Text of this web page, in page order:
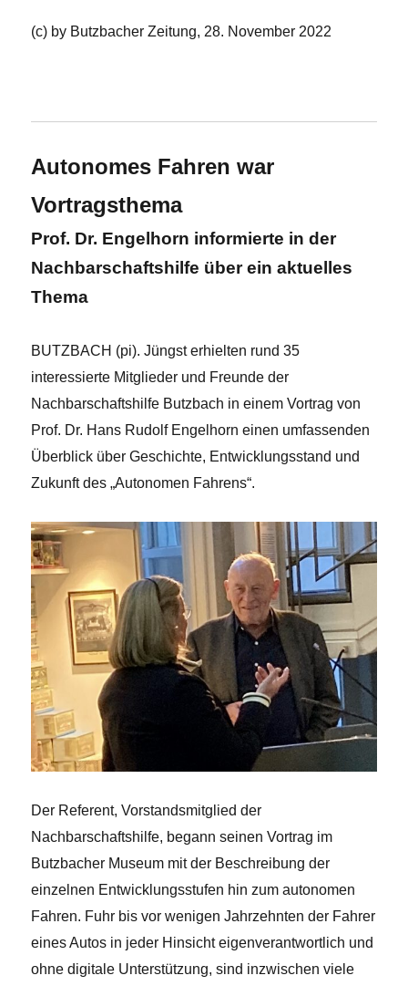
(c) by Butzbacher Zeitung, 28. November 2022
Autonomes Fahren war
Vortragsthema
Prof. Dr. Engelhorn informierte in der
Nachbarschaftshilfe über ein aktuelles
Thema
BUTZBACH (pi). Jüngst erhielten rund 35
interessierte Mitglieder und Freunde der
Nachbarschaftshilfe Butzbach in einem Vortrag von
Prof. Dr. Hans Rudolf Engelhorn einen umfassenden
Überblick über Geschichte, Entwicklungsstand und
Zukunft des „Autonomen Fahrens“.
Der Referent, Vorstandsmitglied der
Nachbarschaftshilfe, begann seinen Vortrag im
Butzbacher Museum mit der Beschreibung der
einzelnen Entwicklungsstufen hin zum autonomen
Fahren. Fuhr bis vor wenigen Jahrzehnten der Fahrer
eines Autos in jeder Hinsicht eigenverantwortlich und
ohne digitale Unterstützung, sind inzwischen viele